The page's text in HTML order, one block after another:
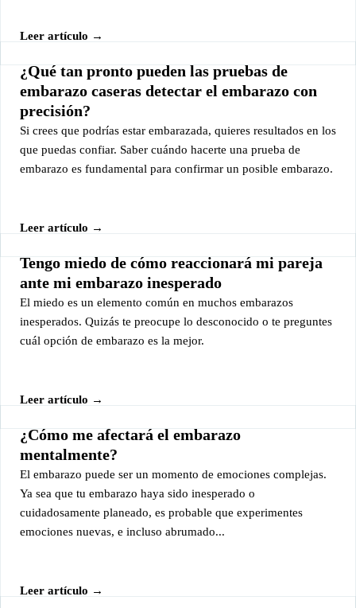
Leer artículo →
¿Qué tan pronto pueden las pruebas de
embarazo caseras detectar el embarazo con
precisión?
Si crees que podrías estar embarazada, quieres resultados en los
que puedas confiar. Saber cuándo hacerte una prueba de
embarazo es fundamental para confirmar un posible embarazo.
Leer artículo →
Tengo miedo de cómo reaccionará mi pareja
ante mi embarazo inesperado
El miedo es un elemento común en muchos embarazos
inesperados. Quizás te preocupe lo desconocido o te preguntes
cuál opción de embarazo es la mejor.
Leer artículo →
¿Cómo me afectará el embarazo
mentalmente?
El embarazo puede ser un momento de emociones complejas.
Ya sea que tu embarazo haya sido inesperado o
cuidadosamente planeado, es probable que experimentes
emociones nuevas, e incluso abrumado...
Leer artículo →